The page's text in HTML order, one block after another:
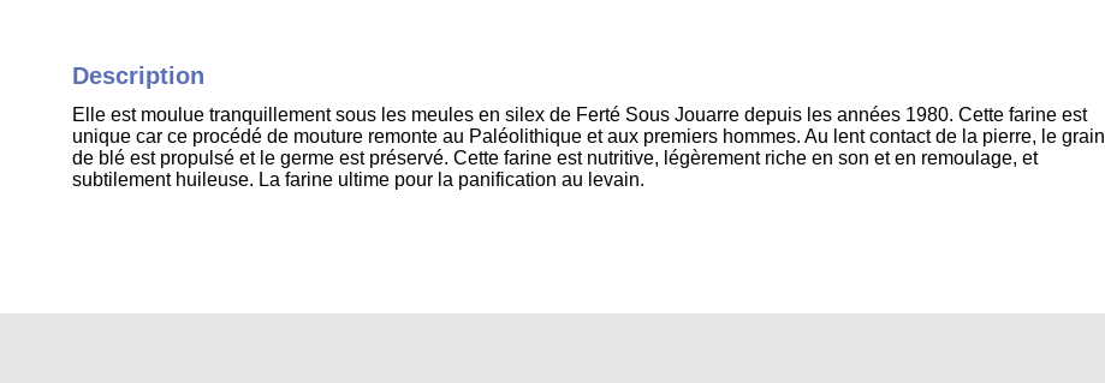
Description
Elle est moulue tranquillement sous les meules en silex de Ferté Sous Jouarre depuis les années 1980. Cette farine est
unique car ce procédé de mouture remonte au Paléolithique et aux premiers hommes. Au lent contact de la pierre, le grain
de blé est propulsé et le germe est préservé. Cette farine est nutritive, légèrement riche en son et en remoulage, et
subtilement huileuse. La farine ultime pour la panification au levain.